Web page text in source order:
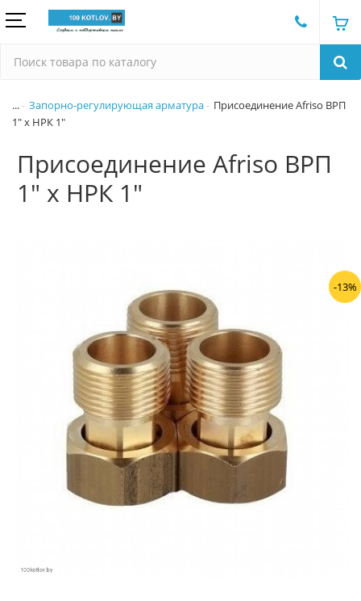
... Запорно-регулирующая арматура
Присоединение Afriso ВРП
1" х НРК 1"
Присоединение Afriso ВРП
1" х НРК 1"
-13%